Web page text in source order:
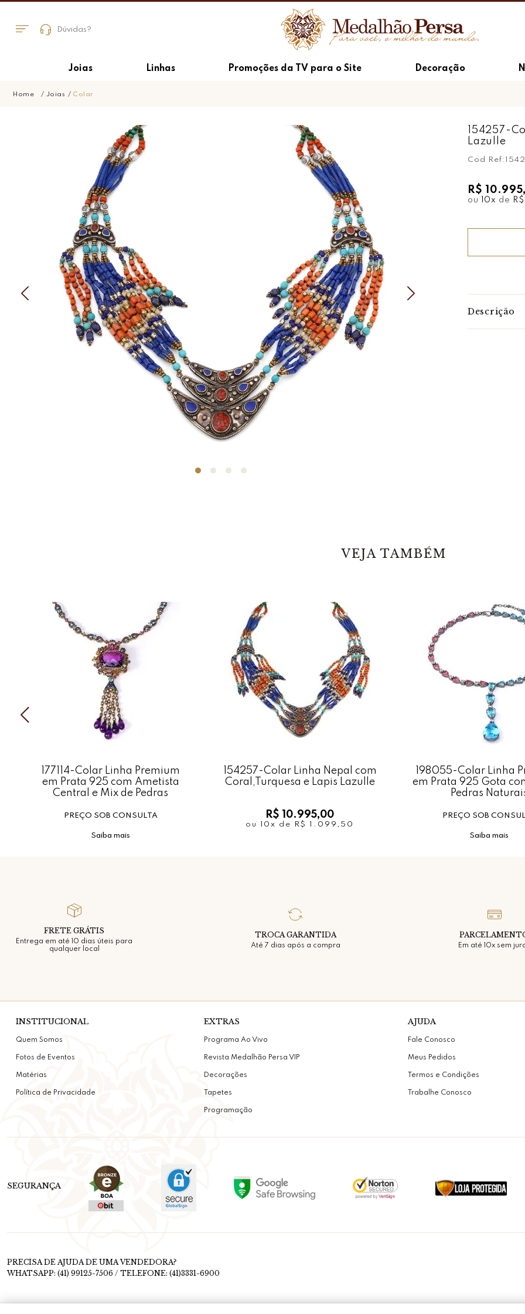
Dúvidas?
Joias Linhas Promoções da TV para o Site Decoração
Joias Colar
154257-
Lazulle
Cod Ref:
R$
ou 10x de
Descrição
Descrição
VEJA TAMBÉM
177114-Colar Linha Premium
em Prata 925 com Ametista
Central e Mix de Pedras
PREÇO SOB CONSULTA
Saiba mais
154257-Colar Linha Nepal com
Coral,Turquesa e Lapis Lazulle
R$ 10.995,00
ou 10x de R$ 1.099,50
198055-Colar Linha
em Prata 925 Gota
Pedras
PREÇO SOB
Saiba mais
FRETE GRÁTIS
Entrega em até 10 dias úteis para
qualquer local
TROCA GARANTIDA
Até 7 dias após a compra Em até 10x sem
INSTITUCIONAL
Quem Somos
Fotos de Eventos
Matérias
Política de Privacidade
EXTRAS
Programa Ao Vivo
Revista Medalhão Persa VIP
Decorações
Tapetes
Programação
AJUDA
Fale Conosco
Meus Pedidos
Termos e Condições
Trabalhe Conosco
SEGURANÇA
PRECISA DE AJUDA DE UMA VENDEDORA?
WHATSAPP: (41) 99125-7506 / TELEFONE: (41)3331-6900